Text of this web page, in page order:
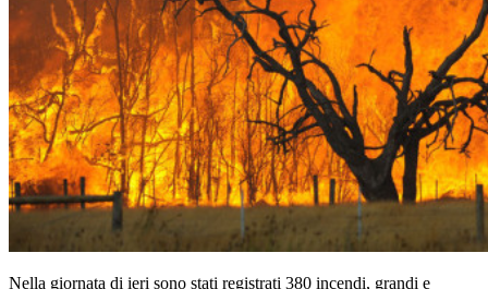
Nella giornata di ieri sono stati registrati 380 incendi, grandi e